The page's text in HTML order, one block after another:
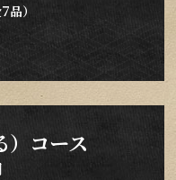
品）
）コース